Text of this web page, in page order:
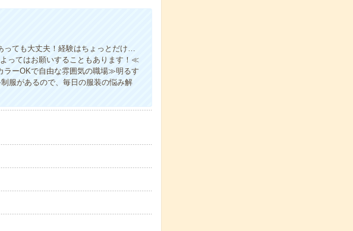
ても大丈夫！経験はちょっとだけ…
ってはお願いすることもあります！≪
ーOKで自由な雰囲気の職場≫明るす
服があるので、毎日の服装の悩み解